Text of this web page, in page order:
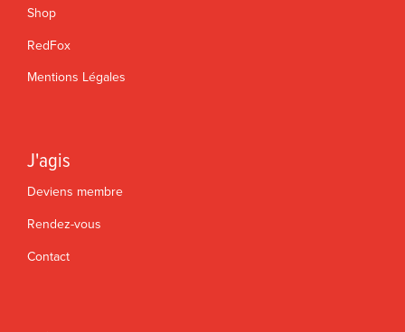
Shop
RedFox
Mentions Légales
J'agis
Deviens membre
Rendez-vous
Contact